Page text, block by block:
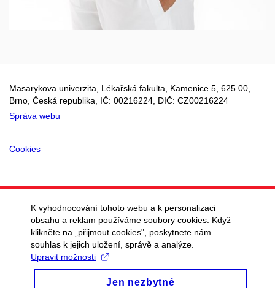
Masarykova univerzita, Lékařská fakulta, Kamenice 5, 625 00,
Brno, Česká republika, IČ: 00216224, DIČ: CZ00216224
Správa webu
Cookies
K vyhodnocování tohoto webu a k personalizaci
obsahu a reklam používáme soubory cookies. Když
klikněte na „přijmout cookies", poskytnete nám
souhlas k jejich uložení, správě a analýze.
Upravit možnosti
Jen nezbytné